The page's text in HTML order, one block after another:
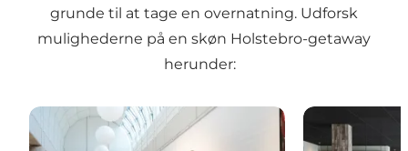
grunde til at tage en overnatning. Udforsk
mulighederne på en skøn Holstebro-getaway
herunder:
Museer i Holstebro Overnatning i